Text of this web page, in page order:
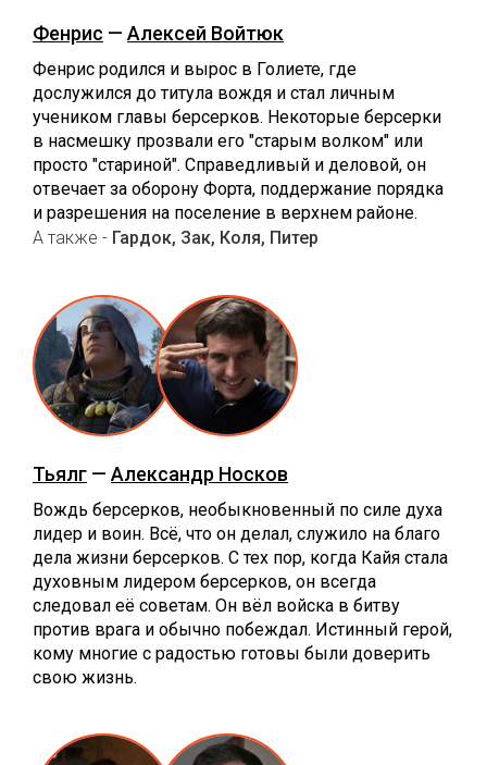
Фенрис — Алексей Войтюк
Фенрис родился и вырос в Голиете, где
дослужился до титула вождя и стал личным
учеником главы берсерков. Некоторые берсерки
в насмешку прозвали его "старым волком" или
просто "стариной". Справедливый и деловой, он
отвечает за оборону Форта, поддержание порядка
и разрешения на поселение в верхнем районе.
А также - Гардок, Зак, Коля, Питер
Тьялг — Александр Носков
Вождь берсерков, необыкновенный по силе духа
лидер и воин. Всё, что он делал, служило на благо
дела жизни берсерков. С тех пор, когда Кайя стала
духовным лидером берсерков, он всегда
следовал её советам. Он вёл войска в битву
против врага и обычно побеждал. Истинный герой,
кому многие с радостью готовы были доверить
свою жизнь.